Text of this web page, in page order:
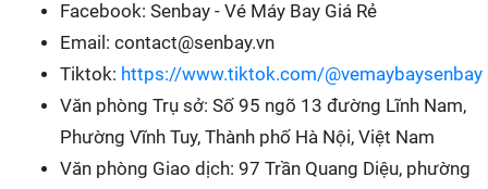
Facebook: Senbay - Vé Máy Bay Giá Rẻ
Email: contact@senbay.vn
Tiktok: https://www.tiktok.com/@vemaybaysenbay
Văn phòng Trụ sở: Số 95 ngõ 13 đường Lĩnh Nam,
Phường Vĩnh Tuy, Thành phố Hà Nội, Việt Nam
Văn phòng Giao dịch: 97 Trần Quang Diệu, phường